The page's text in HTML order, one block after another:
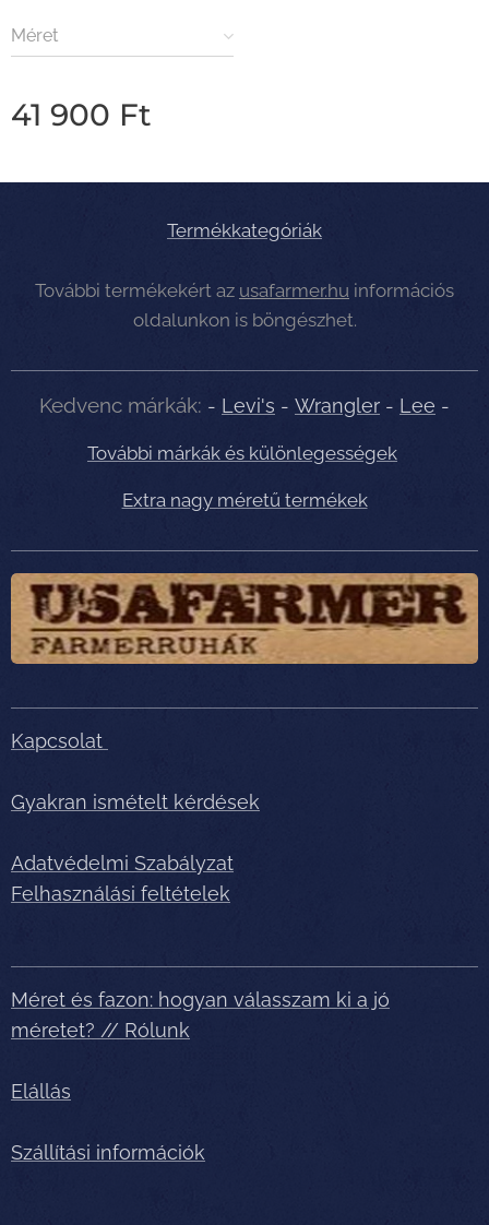
Méret
41 900 Ft
Termékkategóriák
További termékekért az usafarmer.hu információs
oldalunkon is böngészhet.
Kedvenc márkák: - Levi's - Wrangler - Lee -
További márkák és különlegességek
Extra nagy méretű termékek
Kapcsolat
Gyakran ismételt kérdések
Adatvédelmi Szabályzat
Felhasználási feltételek
Méret és fazon: hogyan válasszam ki a jó
méretet? // Rólunk
Elállás
Szállítási információk